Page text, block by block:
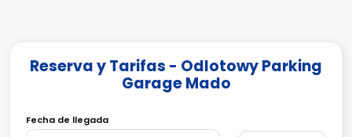
Reserva y Tarifas - Odlotowy Parking
Garage Mado
Fecha de llegada